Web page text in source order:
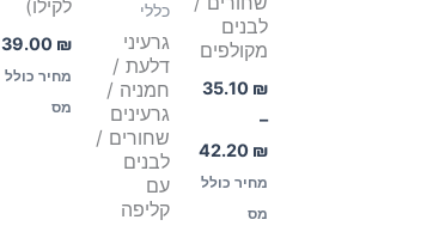
לבנים
מקולפים
35.10 ₪
–
42.20 ₪
מחיר כולל
מס
כללי
גרעיני
דלעת /
חמניה /
גרעינים
שחורים /
לבנים
עם
קליפה
לקילו)
39.00 ₪
מחיר כולל
מס